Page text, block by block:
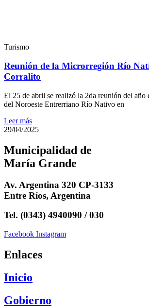
Turismo
Reunión de la Microrregión Río
Corralito
El 25 de abril se realizó la 2da reunión del
del Noroeste Entrerriano Río Nativo en
Leer más
29/04/2025
Municipalidad de
María Grande
Av. Argentina 320 CP-3133
Entre Ríos, Argentina
Tel. (0343) 4940090 / 030
Facebook Instagram
Enlaces
Inicio
Gobierno